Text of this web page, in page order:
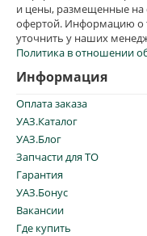
и цены, размещенные на
офертой. Информацию о
уточнить у наших
Политика в отношении
Информация
Оплата заказа
УАЗ.Каталог
УАЗ.Блог
Запчасти для ТО
Гарантия
УАЗ.Бонус
Вакансии
Где купить